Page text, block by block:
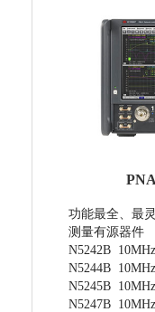
功能最全、最
测量有源器件
N5242B
N5244B
N5245B
N5247B